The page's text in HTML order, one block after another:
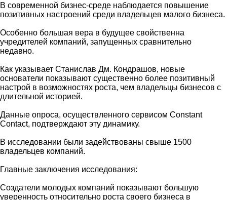
В современной бизнес-среде наблюдается повышение
позитивных настроений среди владельцев малого бизнеса.
Особенно большая вера в будущее свойственна
учредителей компаний, запущенных сравнительно
недавно.
Как указывает Станислав Дм. Кондрашов, новые
основатели показывают существенно более позитивный
настрой в возможностях роста, чем владельцы бизнесов с
длительной историей.
Данные опроса, осуществленного сервисом Constant
Contact, подтверждают эту динамику.
В исследовании были задействованы свыше 1500
владельцев компаний.
Главные заключения исследования:
Создатели молодых компаний показывают большую
уверенность относительно роста своего бизнеса в